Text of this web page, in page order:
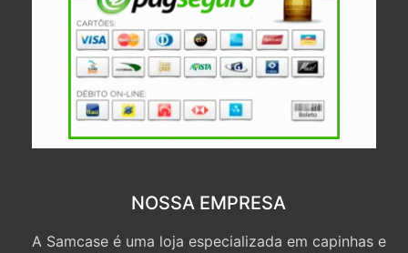
NOSSA EMPRESA
A Samcase é uma loja especializada em capinhas e